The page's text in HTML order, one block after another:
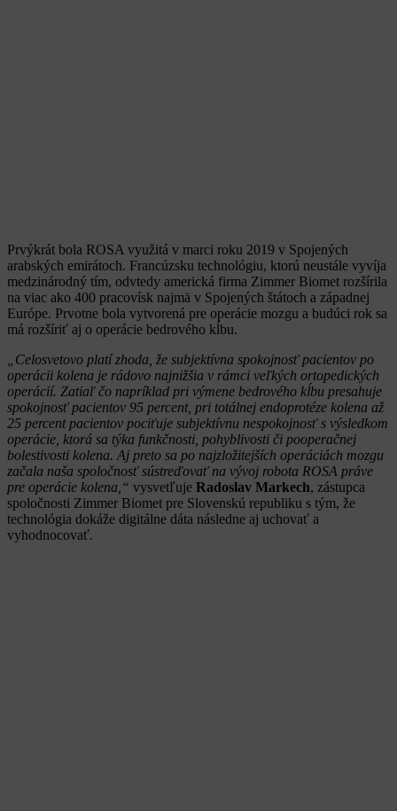
Prvýkrát bola ROSA využitá v marci roku 2019 v Spojených
arabských emirátoch. Francúzsku technológiu, ktorú neustále vyvíja
medzinárodný tím, odvtedy americká firma Zimmer Biomet rozšírila
na viac ako 400 pracovísk najmä v Spojených štátoch a západnej
Európe. Prvotne bola vytvorená pre operácie mozgu a budúci rok sa
má rozšíriť aj o operácie bedrového kĺbu.
„Celosvetovo platí zhoda, že subjektívna spokojnosť pacientov po
operácii kolena je rádovo najnižšia v rámci veľkých ortopedických
operácií. Zatiaľ čo napríklad pri výmene bedrového kĺbu presahuje
spokojnosť pacientov 95 percent, pri totálnej endoprotéze kolena až
25 percent pacientov pociťuje subjektívnu nespokojnosť s výsledkom
operácie, ktorá sa týka funkčnosti, pohyblivosti či pooperačnej
bolestivosti kolena. Aj preto sa po najzložitejších operáciách mozgu
začala naša spoločnosť sústreďovať na vývoj robota ROSA práve
pre operácie kolena,“ vysvetľuje Radoslav Markech, zástupca
spoločnosti Zimmer Biomet pre Slovenskú republiku s tým, že
technológia dokáže digitálne dáta následne aj uchovať a
vyhodnocovať.